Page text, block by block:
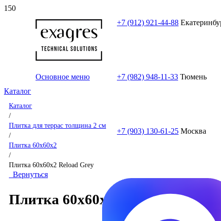
+7 (912) 921-44-88
+7 (982) 948-11-33 Тюмень
+7 (903) 130-61-25 Москва
Основное меню
Каталог
Каталог
/
Плитка для террас толщина 2 см
/
Плитка 60x60x2
/
Плитка 60x60x2 Reload Grey
Вернуться
Плитка 60x60x2 Reload Grey